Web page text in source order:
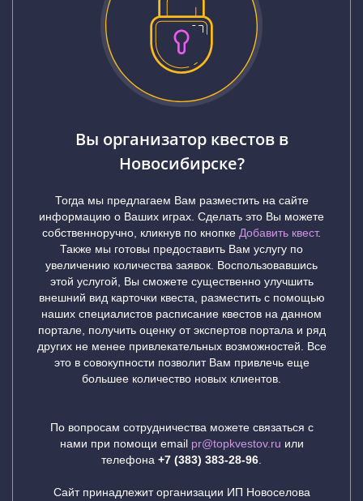
Вы организатор квестов в
Новосибирске?
Тогда мы предлагаем Вам разместить на сайте
информацию о Ваших играх. Сделать это Вы можете
собственноручно, кликнув по кнопке Добавить квест.
Также мы готовы предоставить Вам услугу по
увеличению количества заявок. Воспользовавшись
этой услугой, Вы сможете существенно улучшить
внешний вид карточки квеста, разместить с помощью
наших специалистов расписание квестов на данном
портале, получить оценку от экспертов портала и ряд
других не менее привлекательных возможностей. Все
это в совокупности позволит Вам привлечь еще
большее количество новых клиентов.
По вопросам сотрудничества можете связаться с
нами при помощи email pr@topkvestov.ru или
телефона +7 (383) 383-28-96
Cайт принадлежит организации ИП Новоселова